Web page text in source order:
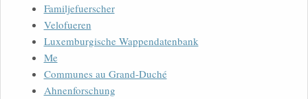
Familjefuerscher
Velofueren
Luxemburgische Wappendatenbank
Me
Communes au Grand-Duché
Ahnenforschung